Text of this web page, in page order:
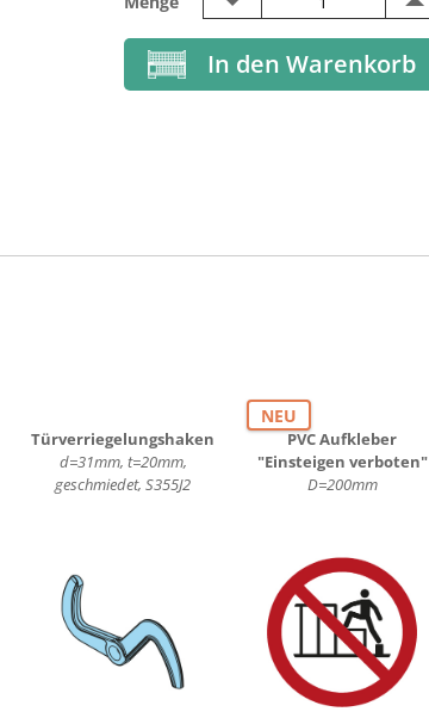
Türverriegelungshaken
d=31mm, t=20mm,
geschmiedet, S355J2
PVC Aufkleber
"Einsteigen verboten"
D=200mm
NEU